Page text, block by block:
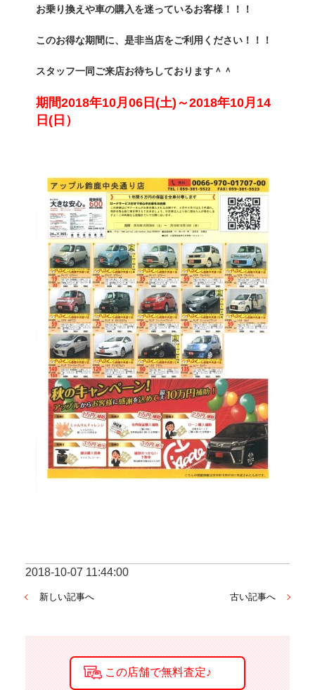
お乗り換えや車の購入を迷っているお客様！！！
このお得な期間に、是非当店をご利用ください！！！
スタッフ一同ご来店お待ちしております＾＾
期間2018年10月06日(土)～2018年10月14
日(日）
2018-10-07 11:44:00
新しい記事へ 古い記事へ